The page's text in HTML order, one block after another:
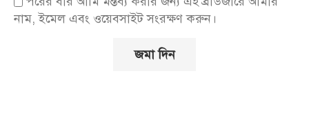
নাম, ইমেল এবং ওয়েবসাইট সংরক্ষণ করুন।